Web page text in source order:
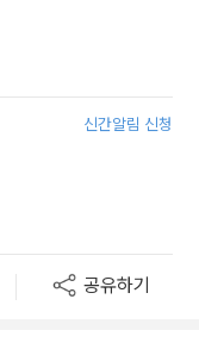
신간알림 신청
공유하기